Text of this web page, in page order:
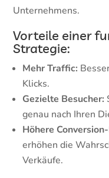
Unternehmens.
Vorteile einer
Strategie:
Mehr Traffic:
Klicks.
Gezielte Besucher:
genau nach Ihren
Höhere
erhöhen die
Verkäufe.